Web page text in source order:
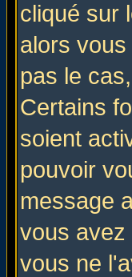
cliqué sur
alors
pas le
Certains
soient
pouvoir
message
vous avez
vous ne